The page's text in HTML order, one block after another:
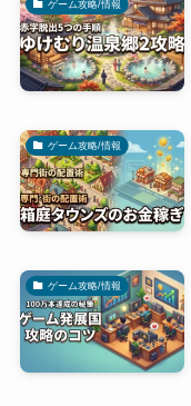
ゲーム攻略/情報
ゲーム攻略/情報
ゲーム攻略/情報